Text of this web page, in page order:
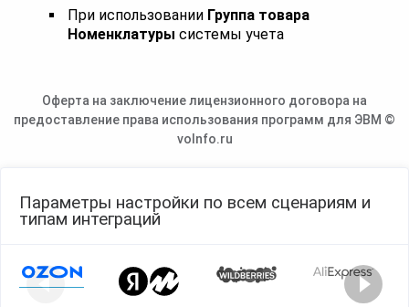
При использовании Группа товара
Номенклатуры системы учета
Оферта на заключение лицензионного договора на
предоставление права использования программ для ЭВМ ©
voInfo.ru
Параметры настройки по всем сценариям и
типам интеграций